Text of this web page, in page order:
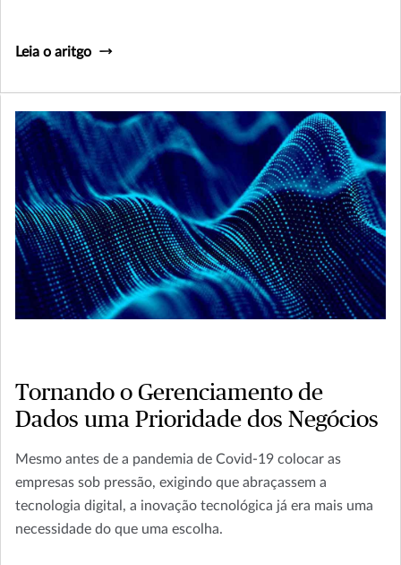
Leia o aritgo
Tornando o Gerenciamento de
Dados uma Prioridade dos Negócios
Mesmo antes de a pandemia de Covid-19 colocar as
empresas sob pressão, exigindo que abraçassem a
tecnologia digital, a inovação tecnológica já era mais uma
necessidade do que uma escolha.